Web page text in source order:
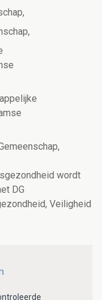
wordt
DG
Veiligheid